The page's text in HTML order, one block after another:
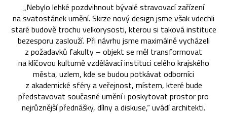
„Nebylo lehké pozdvihnout bývalé stravovací zařízení
na svatostánek umění. Skrze nový design jsme však vdechli
staré budově trochu velkorysosti, kterou si taková instituce
bezesporu zaslouží. Při návrhu jsme maximálně vycházeli
z požadavků fakulty – objekt se měl transformovat
na klíčovou kulturně vzdělávací instituci celého krajského
města, uzlem, kde se budou potkávat odborníci
z akademické sféry a veřejnost, místem, které bude
představovat současné umění i poskytovat prostor pro
nejrůznější přednášky, dílny a diskuse,“ uvádí architekti.